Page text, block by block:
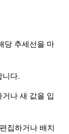
당 추세선을 마
니다.
나 새 값을 입
집하거나 배치